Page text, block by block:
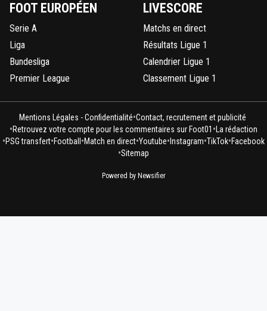
FOOT EUROPÉEN
Serie A
Liga
Bundesliga
Premier League
LIVESCORE
Matchs en direct
Résultats Ligue 1
Calendrier Ligue 1
Classement Ligue 1
Mentions Légales - Confidentialité•Contact, recrutement et publicité
•Retrouvez votre compte pour les commentaires sur Foot01 • La rédaction
•PSG transfert•Football •Match en direct•Youtube• Instagram•TikTok•Facebook
•Sitemap
Powered by Newsifier